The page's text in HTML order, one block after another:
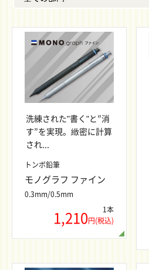
洗練された"書く"と”消
す”を実現。緻密に計算
され...
トンボ鉛筆
モノグラフ ファイン
0.3mm/0.5mm
1本
1,210円(税込)